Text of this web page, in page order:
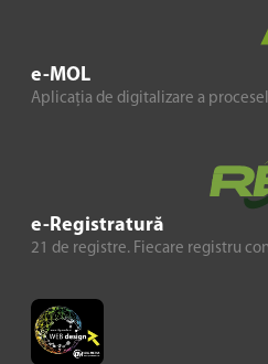
e-MOL
Aplicația de digitalizare a
e-Registratură
21 de registre. Fiecare registru